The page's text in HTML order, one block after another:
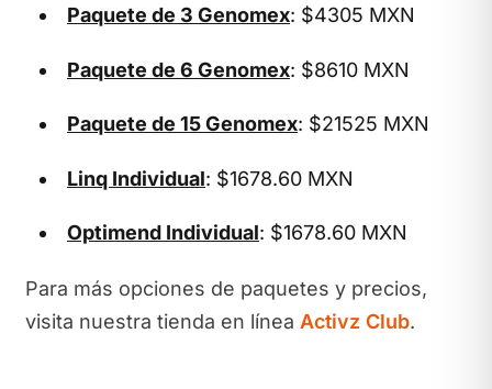
Paquete de 3 Genomex: $4305 MXN
Paquete de 6 Genomex: $8610 MXN
Paquete de 15 Genomex: $21525 MXN
Linq Individual: $1678.60 MXN
Optimend Individual: $1678.60 MXN
Para más opciones de paquetes y precios,
visita nuestra tienda en línea Activz Club.